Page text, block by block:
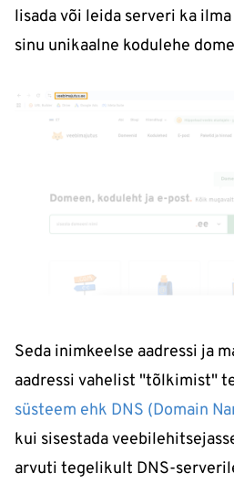
lisada või leida serveri ka
sinu unikaalne kodulehe
Seda inimkeelse aadressi ja
aadressi vahelist "tõlkimist"
süsteem ehk DNS (Domain
kui sisestada
arvuti tegelikult DNS-